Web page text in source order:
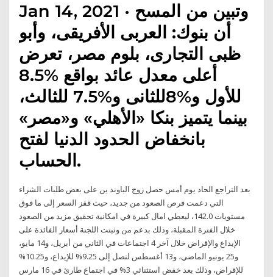
Jan 14, 2021 · وتبين من المسح
أن بنوك: العربى الأفريقى، وأبو
ظبى التجارى، بلوم مصر، تعرض
أعلى معدل عائد بواقع %8.5
للأول و%8للثانى و%7.5 للثالث،
بينما يتميز بنكا «الأهلي» و«مصر»
بانخفاض الحدود الدنيا لفتح
الحساب.
بعد التراجع الحاد يوم أمس حصل زوج الباوند ين على بعض طلبات الشراء
التي دعمت فرص الصعود من جديد، حيث قفز السعر إلى ما فوق
مستويات 142.0، ليعطي امال كبيرة في امكانية تحقيق مزيد من الصعود
خلال الفترة المقبلة، وذلك بدعم من وثبتت اللجنة أسعار الفائدة على
الإيداع والإقراض خلال آخر 4 اجتماعات في الثاني من أبريل، و14 مايو،
و25 يونيو الماضي، و13 أغسطس لتصل إلى 9.25% للإيداع، و10.25%
للإقراض، وذلك بعد خفض استثنائي 3% في اجتماع طارئ في 16 مارس